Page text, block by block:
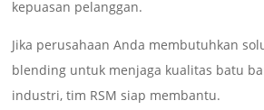
kepuasan pelanggan.
Jika perusahaan Anda membutuhkan
blending untuk menjaga kualitas batu
industri, tim RSM siap membantu.